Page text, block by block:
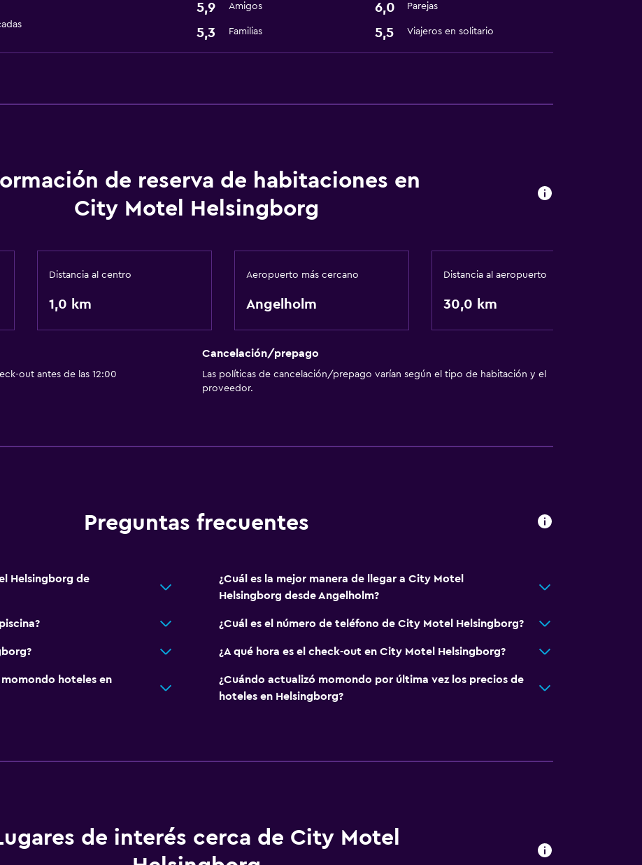
5,9 Amigos 6,0 Parejas
5,3 Familias 5,5 Viajeros en solitario
de reserva de habitaciones en
City Motel Helsingborg
Distancia al centro
1,0 km
Aeropuerto más cercano
Angelholm
Distancia al aeropuerto
30,0 km
out antes de las 12:00
Cancelación/prepago
Las políticas de cancelación/prepago varían según el tipo de habitación y el
proveedor.
Preguntas frecuentes
Helsingborg de
¿Cuál es la mejor manera de llegar a City Motel
Helsingborg desde Angelholm?
¿Cuál es el número de teléfono de City Motel Helsingborg?
¿A qué hora es el check-out en City Motel Helsingborg?
hoteles en
¿Cuándo actualizó momondo por última vez los precios de
hoteles en Helsingborg?
de interés cerca de City Motel